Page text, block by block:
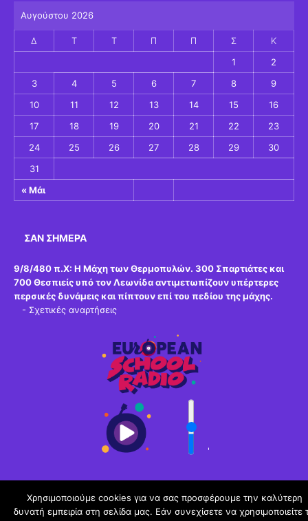
Αυγούστου 2026
Δ Τ Τ Π Π Σ Κ
« Μάι
1
2
3
4 5 6 7 8
9
10
11 12 13 14 15
16
17
18 19 20 21 22
23
24
25 26 27 28 29
30
31
ΣΑΝ ΣΉΜΕΡΑ
9/8/480 π.Χ: Η Μάχη των Θερμοπυλών. 300 Σπαρτιάτες και
700 Θεσπιείς υπό τον Λεωνίδα αντιμετωπίζουν υπέρτερες
περσικές δυνάμεις και πίπτουν επί του πεδίου της μάχης.
- Σχετικές αναρτήσεις
'
Χρησιμοποιούμε cookies για να σας προσφέρουμε την καλύτερη
δυνατή εμπειρία στη σελίδα μας. Εάν συνεχίσετε να χρησιμοποιείτε